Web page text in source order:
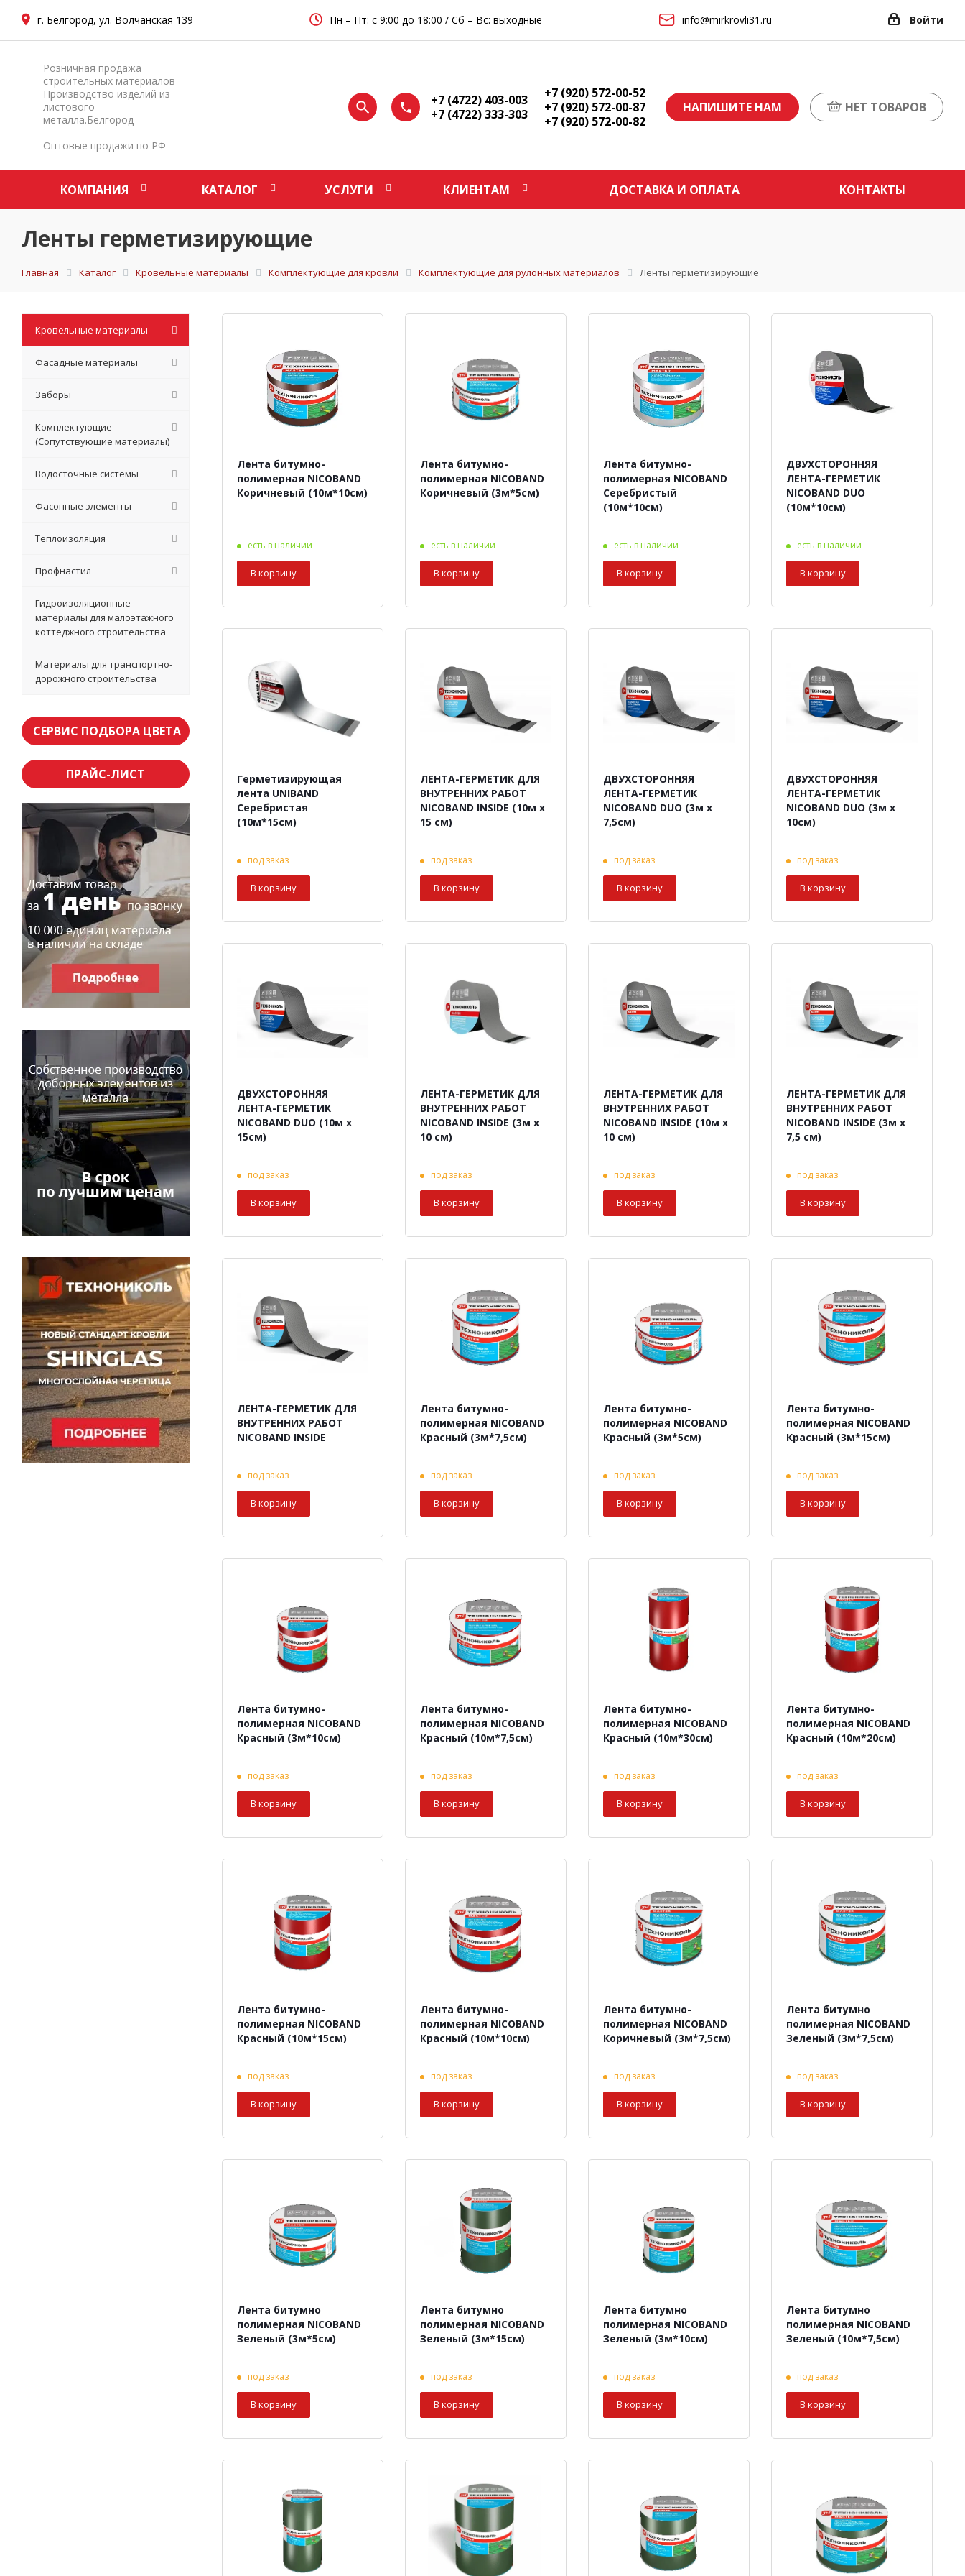
г. Белгород, ул. Волчанская 139 Пн – Пт: с 9:00 до 18:00 / Сб – Вс: выходные info@mirkrovli31.ru Войти
Розничная продажа
строительных материалов
Производство изделий из
листового
металла.Белгород
Оптовые продажи по РФ
+7 (4722) 403-003
+7 (4722) 333-303
+7 (920) 572-00-52
+7 (920) 572-00-87
+7 (920) 572-00-82
НАПИШИТЕ НАМ НЕТ ТОВАРОВ
КОМПАНИЯ КАТАЛОГ УСЛУГИ КЛИЕНТАМ ДОСТАВКА И ОПЛАТА КОНТАКТЫ
Ленты герметизирующие
Главная Каталог Кровельные материалы Комплектующие для кровли Комплектующие для рулонных материалов Ленты герметизирующие
Лента битумно-
полимерная NICOBAND
Коричневый (10м*10см)
есть в наличии
В корзину
Лента битумно-
полимерная NICOBAND
Коричневый (3м*5см)
есть в наличии
В корзину
Лента битумно-
полимерная NICOBAND
Серебристый
(10м*10см)
есть в наличии
В корзину
ДВУХСТОРОННЯЯ
ЛЕНТА-ГЕРМЕТИК
NICOBAND DUO
(10м*10см)
есть в наличии
В корзину
Герметизирующая
лента UNIBAND
Серебристая
(10м*15см)
под заказ
В корзину
ЛЕНТА-ГЕРМЕТИК ДЛЯ
ВНУТРЕННИХ РАБОТ
NICOBAND INSIDE (10м х
15 см)
под заказ
В корзину
ДВУХСТОРОННЯЯ
ЛЕНТА-ГЕРМЕТИК
NICOBAND DUO (3м х
7,5см)
под заказ
В корзину
ДВУХСТОРОННЯЯ
ЛЕНТА-ГЕРМЕТИК
NICOBAND DUO (3м х
10см)
под заказ
В корзину
ДВУХСТОРОННЯЯ
ЛЕНТА-ГЕРМЕТИК
NICOBAND DUO (10м х
15см)
под заказ
В корзину
ЛЕНТА-ГЕРМЕТИК ДЛЯ
ВНУТРЕННИХ РАБОТ
NICOBAND INSIDE (3м х
10 см)
под заказ
В корзину
ЛЕНТА-ГЕРМЕТИК ДЛЯ
ВНУТРЕННИХ РАБОТ
NICOBAND INSIDE (10м х
10 см)
под заказ
В корзину
ЛЕНТА-ГЕРМЕТИК ДЛЯ
ВНУТРЕННИХ РАБОТ
NICOBAND INSIDE (3м х
7,5 см)
под заказ
В корзину
ЛЕНТА-ГЕРМЕТИК ДЛЯ
ВНУТРЕННИХ РАБОТ
NICOBAND INSIDE
под заказ
В корзину
Лента битумно-
полимерная NICOBAND
Красный (3м*7,5см)
под заказ
В корзину
Лента битумно-
полимерная NICOBAND
Красный (3м*5см)
под заказ
В корзину
Лента битумно-
полимерная NICOBAND
Красный (3м*15см)
под заказ
В корзину
Лента битумно-
полимерная NICOBAND
Красный (3м*10см)
под заказ
В корзину
Лента битумно-
полимерная NICOBAND
Красный (10м*7,5см)
под заказ
В корзину
Лента битумно-
полимерная NICOBAND
Красный (10м*30см)
под заказ
В корзину
Лента битумно-
полимерная NICOBAND
Красный (10м*20см)
под заказ
В корзину
Лента битумно-
полимерная NICOBAND
Красный (10м*15см)
под заказ
В корзину
Лента битумно-
полимерная NICOBAND
Красный (10м*10см)
под заказ
В корзину
Лента битумно-
полимерная NICOBAND
Коричневый (3м*7,5см)
под заказ
В корзину
Лента битумно
полимерная NICOBAND
Зеленый (3м*7,5см)
под заказ
В корзину
Лента битумно
полимерная NICOBAND
Зеленый (3м*5см)
под заказ
В корзину
Лента битумно
полимерная NICOBAND
Зеленый (3м*15см)
под заказ
В корзину
Лента битумно
полимерная NICOBAND
Зеленый (3м*10см)
под заказ
В корзину
Лента битумно
полимерная NICOBAND
Зеленый (10м*7,5см)
под заказ
В корзину
Кровельные материалы
Фасадные материалы
Заборы
Комплектующие
(Сопутствующие материалы)
Водосточные системы
Фасонные элементы
Теплоизоляция
Профнастил
Гидроизоляционные
материалы для малоэтажного
коттеджного строительства
Материалы для транспортно-
дорожного строительства
СЕРВИС ПОДБОРА ЦВЕТА
ПРАЙС-ЛИСТ